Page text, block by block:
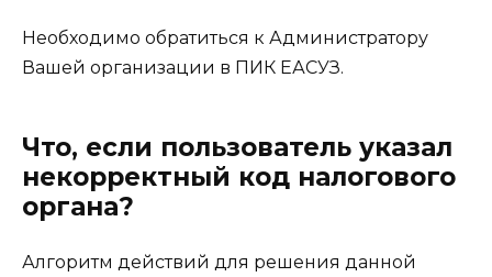
Необходимо обратиться к Администратору
Вашей организации в ПИК ЕАСУЗ.
Что, если пользователь указал
некорректный код налогового
органа?
Алгоритм действий для решения данной